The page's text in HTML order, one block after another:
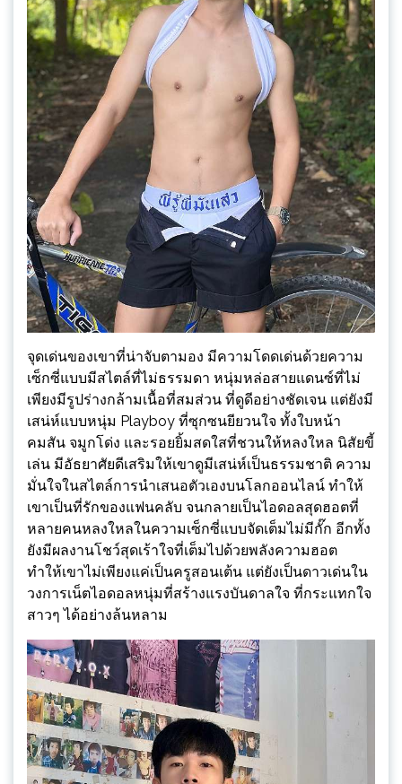
จุดเด่นของเขาที่น่าจับตามอง มีความโดดเด่นด้วยความ
เซ็กซี่แบบมีสไตล์ที่ไม่ธรรมดา หนุ่มหล่อสายแดนซ์ที่ไม่
เพียงมีรูปร่างกล้ามเนื้อที่สมส่วน ที่ดูดีอย่างชัดเจน แต่ยังมี
เสน่ห์แบบหนุ่ม Playboy ที่ซุกซนยียวนใจ ทั้งใบหน้า
คมสัน จมูกโด่ง และรอยยิ้มสดใสที่ชวนให้หลงใหล นิสัยขี้
เล่น มีอัธยาศัยดีเสริมให้เขาดูมีเสน่ห์เป็นธรรมชาติ ความ
มั่นใจในสไตล์การนำเสนอตัวเองบนโลกออนไลน์ ทำให้
เขาเป็นที่รักของแฟนคลับ จนกลายเป็นไอดอลสุดฮอตที่
หลายคนหลงใหลในความเซ็กซี่แบบจัดเต็มไม่มีกั๊ก อีกทั้ง
ยังมีผลงานโชว์สุดเร้าใจที่เต็มไปด้วยพลังความฮอต
ทำให้เขาไม่เพียงแค่เป็นครูสอนเต้น แต่ยังเป็นดาวเด่นใน
วงการเน็ตไอดอลหนุ่มที่สร้างแรงบันดาลใจ ที่กระแทกใจ
สาวๆ ได้อย่างล้นหลาม